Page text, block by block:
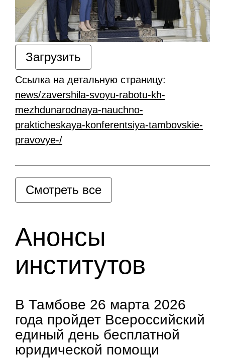
Загрузить
Ссылка на детальную страницу:
news/zavershila-svoyu-rabotu-kh-
mezhdunarodnaya-nauchno-
prakticheskaya-konferentsiya-tambovskie-
pravovye-/
Смотреть все
Анонсы
институтов
В Тамбове 26 марта 2026
года пройдет Всероссийский
единый день бесплатной
юридической помощи